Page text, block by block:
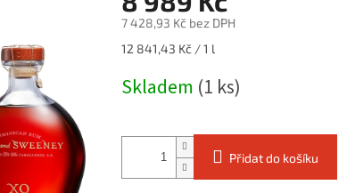
7 428,93 Kč bez DPH
Měrná
12 841,43 Kč / 1 l
Skladem (1 ks)
Přidat do košíku